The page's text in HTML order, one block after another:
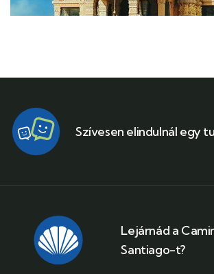
Szívesen elindulnál egy
Lejárnád a
Santiago-t?